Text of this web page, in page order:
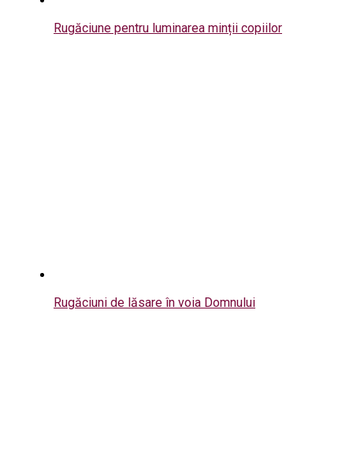
Rugăciune pentru luminarea minții copiilor
Rugăciuni de lăsare în voia Domnului